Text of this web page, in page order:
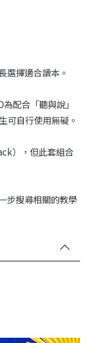
選擇適合讀本。
配合「聽與說」
可自行使用無礙。
），但此套組合
步搜尋相關的教學